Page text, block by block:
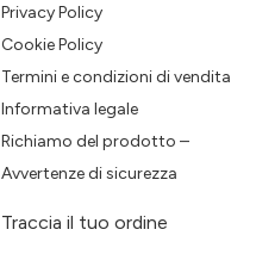
Privacy Policy
Cookie Policy
Termini e condizioni di vendita
Informativa legale
Richiamo del prodotto –
Avvertenze di sicurezza
Traccia il tuo ordine